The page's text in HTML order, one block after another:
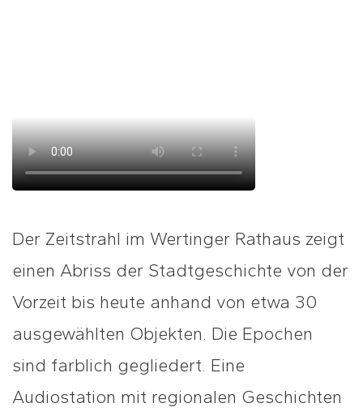
Der Zeitstrahl im Wertinger Rathaus zeigt
einen Abriss der Stadtgeschichte von der
Vorzeit bis heute anhand von etwa 30
ausgewählten Objekten. Die Epochen
sind farblich gegliedert. Eine
Audiostation mit regionalen Geschichten